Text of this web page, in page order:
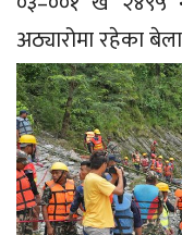
अठ्यारोमा रहेका